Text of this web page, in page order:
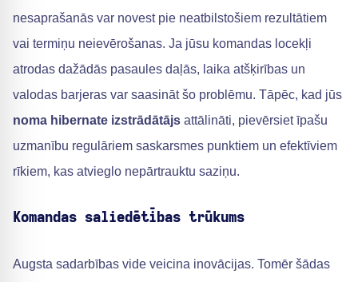
nesaprašanās var novest pie neatbilstošiem rezultātiem
vai termiņu neievērošanas. Ja jūsu komandas locekļi
atrodas dažādās pasaules daļās, laika atšķirības un
valodas barjeras var saasināt šo problēmu. Tāpēc, kad jūs
noma hibernate izstrādātājs attālināti, pievērsiet īpašu
uzmanību regulāriem saskarsmes punktiem un efektīviem
rīkiem, kas atvieglo nepārtrauktu saziņu.
Komandas saliedētības trūkums
Augsta sadarbības vide veicina inovācijas. Tomēr šādas